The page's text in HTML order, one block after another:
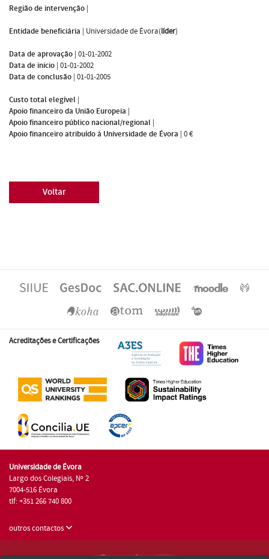
Região de intervenção |
Entidade beneficiária | Universidade de Évora(líder)
Data de aprovação | 01-01-2002
Data de inicio | 01-01-2002
Data de conclusão | 01-01-2005
Custo total elegível |
Apoio financeiro da União Europeia |
Apoio financeiro público nacional/regional |
Apoio financeiro atribuído à Universidade de Évora | 0 €
Voltar
Acreditações e Certificações
Universidade de Évora
Largo dos Colegiais, Nº 2
7004-516 Évora
tlf: +351 266 740 800
outros contactos